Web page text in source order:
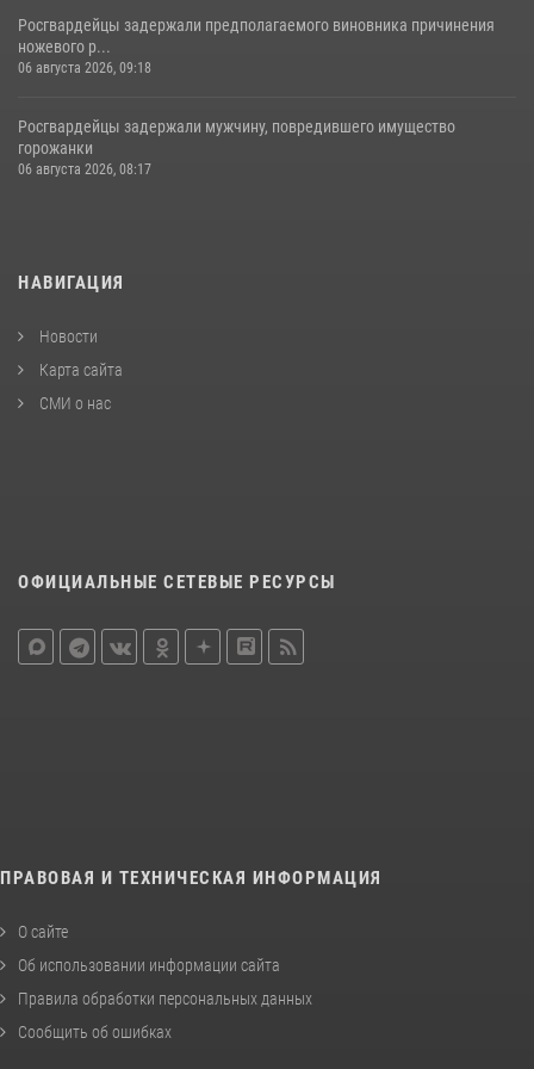
Росгвардейцы задержали предполагаемого виновника причинения
ножевого р...
06 августа 2026, 09:18
Росгвардейцы задержали мужчину, повредившего имущество
горожанки
06 августа 2026, 08:17
НАВИГАЦИЯ
Новости
Карта сайта
СМИ о нас
ОФИЦИАЛЬНЫЕ СЕТЕВЫЕ РЕСУРСЫ
ПРАВОВАЯ И ТЕХНИЧЕСКАЯ ИНФОРМАЦИЯ
О сайте
Об использовании информации сайта
Правила обработки персональных данных
Сообщить об ошибках